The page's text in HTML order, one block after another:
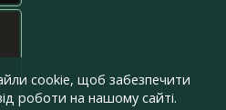
cookie, щоб забезпечити
роботи на нашому сайті.